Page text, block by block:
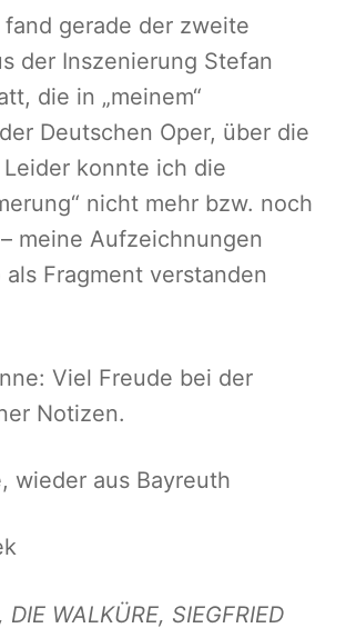
gerade der zweite
der Inszenierung Stefan
die in „meinem“
Deutschen Oper, über die
konnte ich die
nicht mehr bzw. noch
meine Aufzeichnungen
als Fragment verstanden
Viel Freude bei der
Notizen.
wieder aus Bayreuth
DIE WALKÜRE, SIEGFRIED